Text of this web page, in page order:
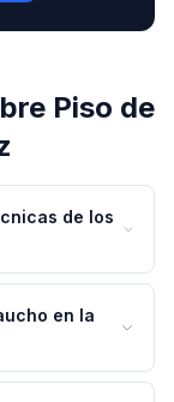
Piso de
de los
en la